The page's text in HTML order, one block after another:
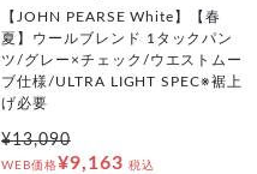
【JOHN PEARSE White】【春
夏】ウールブレンド 1タックパン
ツ/グレー×チェック/ウエストムー
ブ仕様/ULTRA LIGHT SPEC※裾上
げ必要
¥13,090
WEB価格¥9,163 税込